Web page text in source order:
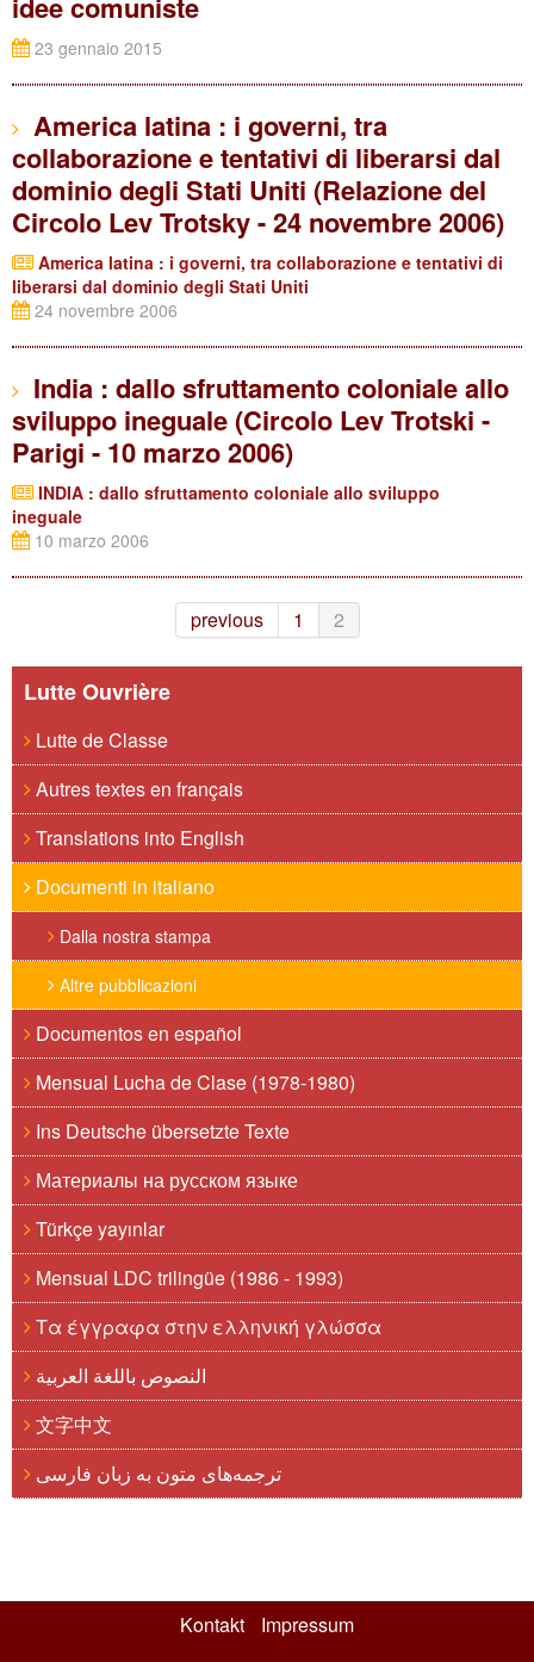
23 gennaio 2015
America latina : i governi, tra
collaborazione e tentativi di liberarsi dal
dominio degli Stati Uniti (Relazione del
Circolo Lev Trotsky - 24 novembre 2006)
America latina : i governi, tra collaborazione e tentativi di
liberarsi dal dominio degli Stati Uniti
24 novembre 2006
India : dallo sfruttamento coloniale allo
sviluppo ineguale (Circolo Lev Trotski -
Parigi - 10 marzo 2006)
INDIA : dallo sfruttamento coloniale allo sviluppo
ineguale
10 marzo 2006
previous 1 2
Lutte Ouvrière
Lutte de Classe
Autres textes en français
Translations into English
Documenti in italiano
Dalla nostra stampa
Altre pubblicazioni
Documentos en español
Mensual Lucha de Clase (1978-1980)
Ins Deutsche übersetzte Texte
Материалы на русском языке
Türkçe yayınlar
Mensual LDC trilingüe (1986 - 1993)
Τα έγγραφα στην ελληνική γλώσσα
النصوص باللغة العربية
文字中文
ترجمه‌های متون به زبان فارسی
Kontakt Impressum